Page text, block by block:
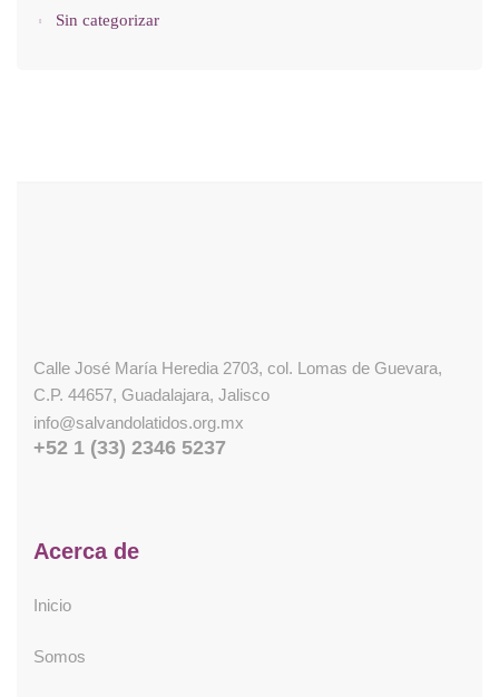
Sin categorizar
Calle José María Heredia 2703, col. Lomas de Guevara,
C.P. 44657, Guadalajara, Jalisco
info@salvandolatidos.org.mx
+52 1 (33) 2346 5237
Acerca de
Inicio
Somos